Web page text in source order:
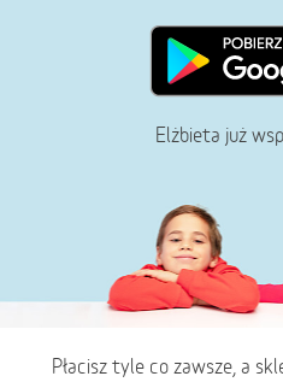
Elżbieta już
Płacisz tyle co zawsze, a